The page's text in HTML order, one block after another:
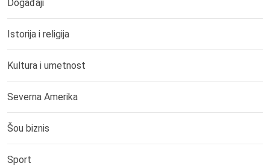
Događaji
Istorija i religija
Kultura i umetnost
Severna Amerika
Šou biznis
Sport